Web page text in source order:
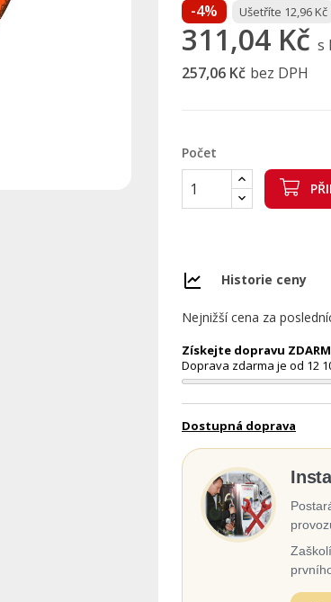
-4% Ušetříte 12,96 Kč
311,04 Kč s
257,06 Kč bez DPH
Počet
Historie ceny
Nejnižší cena za
Získejte dopravu
Doprava zdarma je od 12
Dostupná doprava